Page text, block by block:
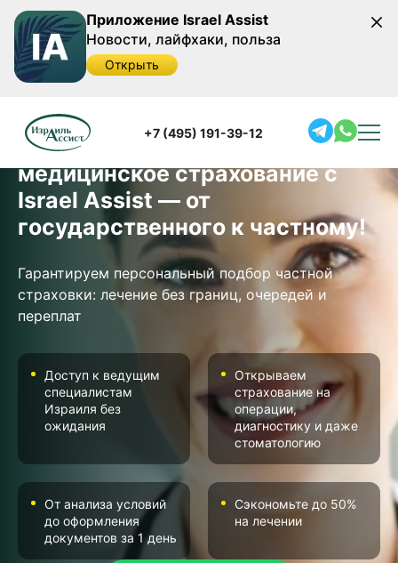
Приложение Israel Assist
Новости, лайфхаки, польза
Открыть
+7 (495) 191-39-12
Подберите идеальное
медицинское страхование с
Israel Assist — от
государственного к частному!
Гарантируем персональный подбор частной
страховки: лечение без границ, очередей и
переплат
Доступ к ведущим
специалистам
Израиля без
ожидания
Открываем
страхование на
операции,
диагностику и даже
стоматологию
От анализа условий
до оформления
документов за 1 день
Сэкономьте до 50%
на лечении